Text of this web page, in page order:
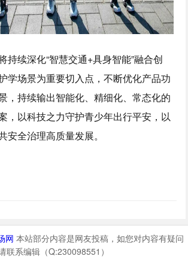
持续深化“智慧交通+具身智能”融合创
学场景为重要切入点，不断优化产品功
，持续输出智能化、精细化、常态化的
，以科技之力守护青少年出行平安，以
安全治理高质量发展。
网 本站部分内容是网友投稿，如您对内容有疑问
联系编辑（Q:230098551）